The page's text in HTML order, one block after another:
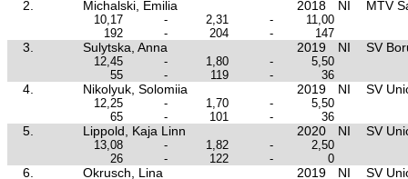
2. Michalski, Emilia 2018 NI MTV
10,17 - 2,31 -
11,00
192
- 204 - 147
3. Sulytska, Anna 2019 NI SV
12,45 - 1,80 -
5,50
55
- 119 - 36
4. Nikolyuk, Solomiia 2019 NI SV
12,25 - 1,70 -
5,50
65
- 101 - 36
5. Lippold, Kaja Linn 2020 NI SV
13,08 - 1,82 -
2,50
26
- 122 - 0
6. Okrusch, Lina 2019 NI SV